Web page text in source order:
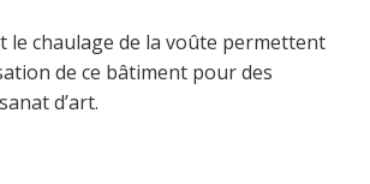
le chaulage de la voûte permettent
de ce bâtiment pour des
d’art.